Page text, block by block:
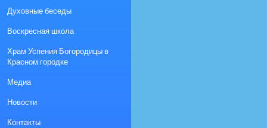
Духовные беседы
Воскресная школа
Храм Успения Богородицы в
Красном городке
Медиа
Новости
Контакты